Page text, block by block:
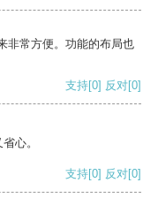
非常方便。功能的布局也
支持[0] 反对[0]
心。
支持[0] 反对[0]